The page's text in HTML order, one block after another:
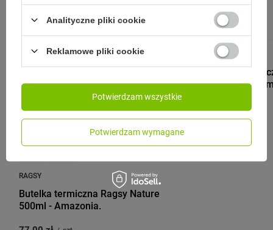
RAGSY
Butelka termiczna Ragsy Nature
500ml - Amazonia.
RAGSY
Butelka
500ml -
Analityczne pliki cookie
Reklamowe pliki cookie
Potwierdzam wymagane
Potwierdzam wszystkie